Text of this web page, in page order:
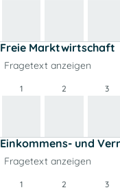
Freie Marktwirtschaft
Fragetext anzeigen
1 2 3
Einkommens- und
Fragetext anzeigen
1 2 3